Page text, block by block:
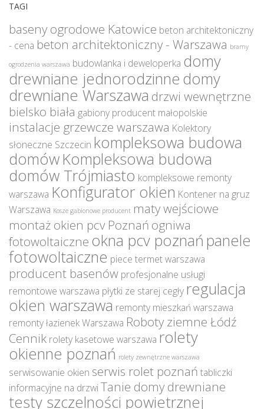
TAGI
baseny ogrodowe Katowice beton architektoniczny
- cena beton architektoniczny - Warszawa bramy
ogrodzenia warszawa budowlanka i deweloperka domy
drewniane jednorodzinne domy
drewniane Warszawa drzwi wewnętrzne
bielsko biała gabiony producent małopolskie
instalacje grzewcze warszawa Kolektory
słoneczne Szczecin kompleksowa budowa
domówKompleksowa budowa
domów Trójmiasto kompleksowe remonty
warszawa Konfigurator okien Kontener na gruz
Warszawa Kosze gabionowe producent maty wejściowe
montaż okien pcv Poznań ogniwa
fotowoltaiczne okna pcv poznań panele
fotowoltaiczne piece termet warszawa
producent basenów profesjonalne usługi
remontowe warszawa płytki ze starej cegły regulacja
okien warszawa remonty mieszkań warszawa
remonty łazienek Warszawa Roboty ziemne Łódź
Cennik rolety kasetowe warszawa rolety
okienne poznań rolety zewnętrzne warszawa
serwisowanie okien serwis rolet poznań tabliczki
informacyjne na drzwiTanie domy drewniane
testy szczelności powietrznej